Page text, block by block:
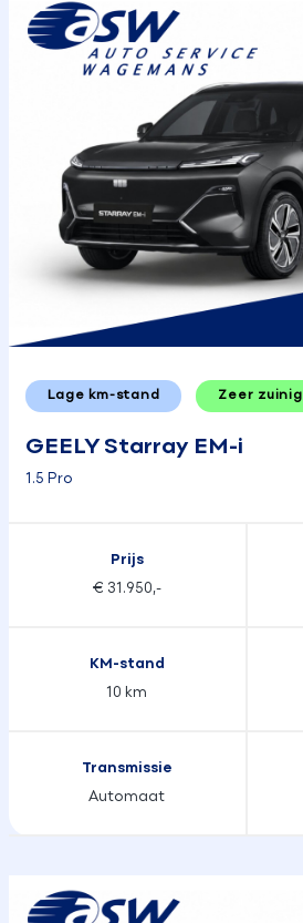
Lage km-stand Zeer zuinig
GEELY Starray EM-i
1.5 Pro
Prijs
€ 31.950,-
KM-stand
10 km
Transmissie
Automaat